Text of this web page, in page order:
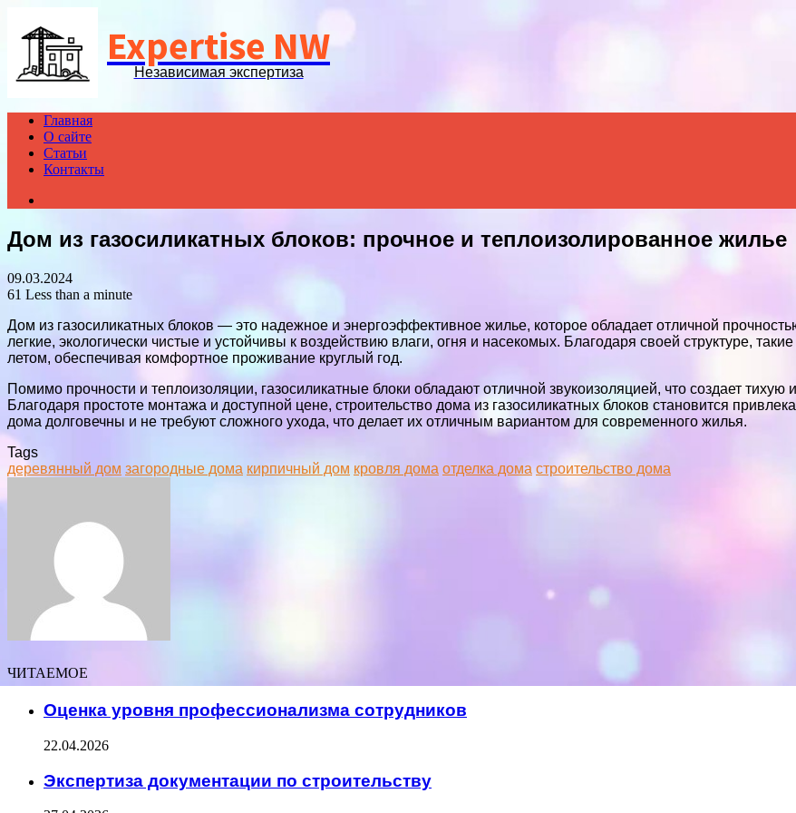
Expertise NW
Независимая экспертиза
Главная
О сайте
Статьи
Контакты
Дом из газосиликатных блоков: прочное и теплоизолированное жилье
09.03.2024
61 Less than a minute
Дом из газосиликатных блоков — это надежное и энергоэффективное жилье, которое обладает отличной
легкие, экологически чистые и устойчивы к воздействию влаги, огня и насекомых. Благодаря своей структуре,
летом, обеспечивая комфортное проживание круглый год.
Помимо прочности и теплоизоляции, газосиликатные блоки обладают отличной звукоизоляцией, что создает
Благодаря простоте монтажа и доступной цене, строительство дома из газосиликатных блоков становится
дома долговечны и не требуют сложного ухода, что делает их отличным вариантом для современного жилья.
Tags
деревянный дом загородные дома кирпичный дом кровля дома отделка дома строительство дома
via
ЧИТАЕМОЕ
Оценка уровня профессионализма сотрудников
22.04.2026
Экспертиза документации по строительству